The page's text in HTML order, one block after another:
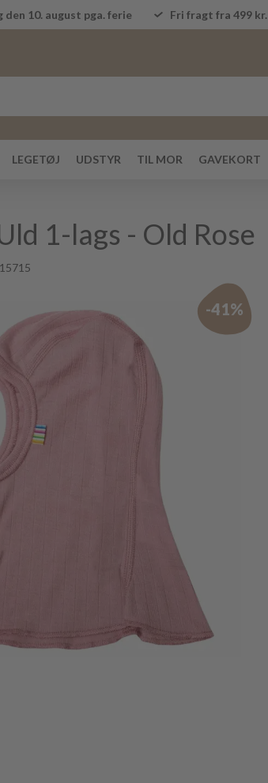
10. august pga. ferie Fri fragt fra 499 kr.
LEGETØJ UDSTYR TIL MOR GAVEKORT
1-lags - Old Rose
-41%